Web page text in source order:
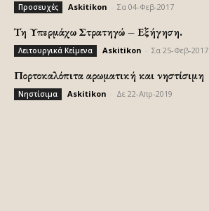
Προσευχές Askitikon Σα 04-Φεβ-2017
Τη Υπερμάχω Στρατηγώ – Εξήγηση.
Λειτουργικά Κείμενα Askitikon Σα 25-Φεβ-2017
Πορτοκαλόπιτα αρωματική και νηστίσιμη
Νηστίσιμα Askitikon Δε 22-Απρ-2019